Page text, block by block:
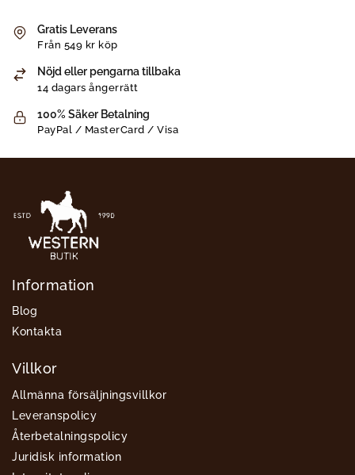
Gratis Leverans
Från 549 kr köp
Nöjd eller pengarna tillbaka
14 dagars ångerrätt
100% Säker Betalning
PayPal / MasterCard / Visa
Information
Blog
Kontakta
Villkor
Allmänna försäljningsvillkor
Leveranspolicy
Återbetalningspolicy
Juridisk information